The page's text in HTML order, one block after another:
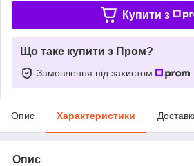
Купити з
Що таке купити з Пром?
Замовлення під захистом
Опис Характеристики
Опис